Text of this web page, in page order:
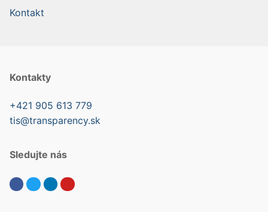
Kontakt
Kontakty
+421 905 613 779
tis@transparency.sk
Sledujte nás